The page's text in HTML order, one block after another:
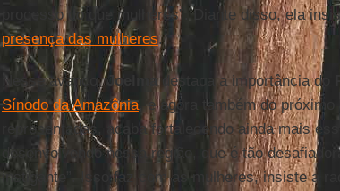
processo do que mulheres”. Diante disso, ela
presença das mulheres.
Nesse avanço,Joelma destaca a importância do
Sínodo da Amazônia, e agora também do
representadas, acaba fortalecendo ainda mais
desenvolvendo nessa região, que é tão
instigante”. Isso faz com as mulheres, insiste a